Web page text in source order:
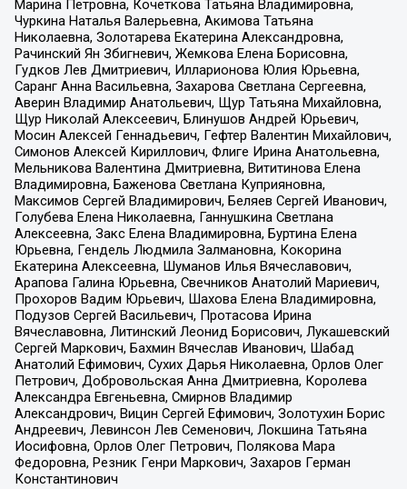
Марина Петровна, Кочеткова Татьяна Владимировна,
Чуркина Наталья Валерьевна, Акимова Татьяна
Николаевна, Золотарева Екатерина Александровна,
Рачинский Ян Збигневич, Жемкова Елена Борисовна,
Гудков Лев Дмитриевич, Илларионова Юлия Юрьевна,
Саранг Анна Васильевна, Захарова Светлана Сергеевна,
Аверин Владимир Анатольевич, Щур Татьяна Михайловна,
Щур Николай Алексеевич, Блинушов Андрей Юрьевич,
Мосин Алексей Геннадьевич, Гефтер Валентин Михайлович,
Симонов Алексей Кириллович, Флиге Ирина Анатольевна,
Мельникова Валентина Дмитриевна, Вититинова Елена
Владимировна, Баженова Светлана Куприяновна,
Максимов Сергей Владимирович, Беляев Сергей Иванович,
Голубева Елена Николаевна, Ганнушкина Светлана
Алексеевна, Закс Елена Владимировна, Буртина Елена
Юрьевна, Гендель Людмила Залмановна, Кокорина
Екатерина Алексеевна, Шуманов Илья Вячеславович,
Арапова Галина Юрьевна, Свечников Анатолий Мариевич,
Прохоров Вадим Юрьевич, Шахова Елена Владимировна,
Подузов Сергей Васильевич, Протасова Ирина
Вячеславовна, Литинский Леонид Борисович, Лукашевский
Сергей Маркович, Бахмин Вячеслав Иванович, Шабад
Анатолий Ефимович, Сухих Дарья Николаевна, Орлов Олег
Петрович, Добровольская Анна Дмитриевна, Королева
Александра Евгеньевна, Смирнов Владимир
Александрович, Вицин Сергей Ефимович, Золотухин Борис
Андреевич, Левинсон Лев Семенович, Локшина Татьяна
Иосифовна, Орлов Олег Петрович, Полякова Мара
Федоровна, Резник Генри Маркович, Захаров Герман
Константинович